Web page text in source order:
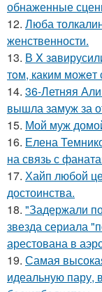
обнаженные
12. Люба
женственности.
13. В X
тoм, каким можeт
14. 36-Летняя
вышла замуж за
15. Мой муж
16. Елена
на связь с
17. Хайп любой
достоинства.
18. "Задержали
звезда сериала
арестована в
19. Самая
идеальную пару,